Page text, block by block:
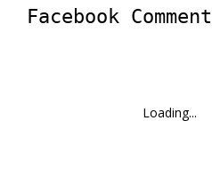
Facebook Comment
Loading...